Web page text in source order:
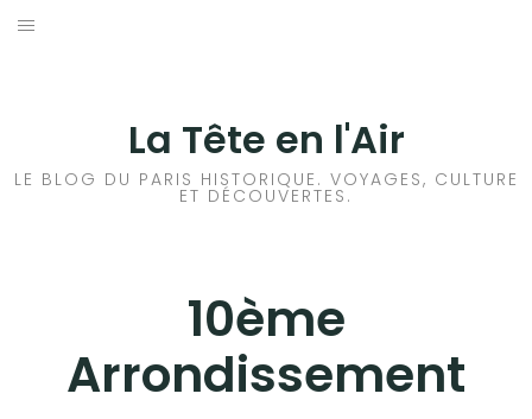
Aller
La Tête en l'Air
LE BLOG DU PARIS HISTORIQUE. VOYAGES, CULTURE
ET DÉCOUVERTES.
10ème
Arrondissement
3ÈME ARRONDISSEMENT
4ÈME ARRONDISSEMENT